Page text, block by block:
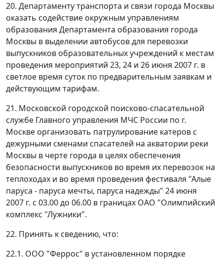
20. Департаменту транспорта и связи города Москвы
оказать содействие окружным управлениям
образования Департамента образования города
Москвы в выделении автобусов для перевозки
выпускников образовательных учреждений к местам
проведения мероприятий 23, 24 и 26 июня 2007 г. в
светлое время суток по предварительным заявкам и
действующим тарифам.
21. Московской городской поисково-спасательной
службе Главного управления МЧС России по г.
Москве организовать патрулирование катеров с
дежурными сменами спасателей на акватории реки
Москвы в черте города в целях обеспечения
безопасности выпускников во время их перевозок на
теплоходах и во время проведения фестиваля "Алые
паруса - паруса мечты, паруса надежды" 24 июня
2007 г. с 03.00 до 06.00 в границах ОАО "Олимпийский
комплекс "Лужники".
22. Принять к сведению, что:
22.1. ООО "Феррос" в установленном порядке